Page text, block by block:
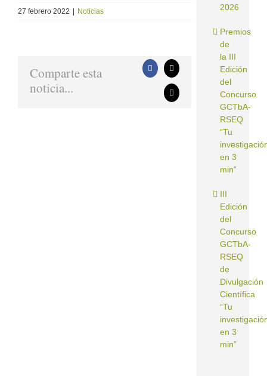
27 febrero 2022 Noticias
Comparte esta
noticia...
Facebook
X
Correo
electrónico
2026
Premios
de
la III
Edición
del
Concurso
GCTbA-
RSEQ
“Tu
en 3
min”
III
Edición
del
Concurso
GCTbA-
RSEQ
de
Divulgación
Científica
“Tu
en 3
min”